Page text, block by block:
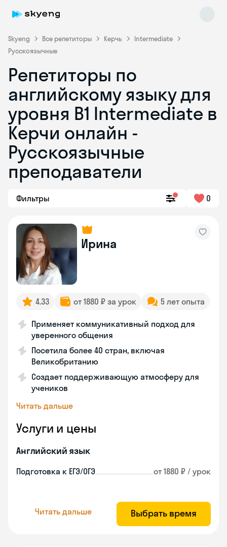
Skyeng Все репетиторы Керчь
Intermediate
Русскоязычные
Репетиторы по
английскому языку для
уровня B1 Intermediate в
Керчи онлайн -
Русскоязычные
преподаватели
Фильтры 0
Ирина
4.33 от 1880 ₽ за урок 5 лет опыта
Применяет коммуникативный подход для
уверенного общения
Посетила более 40 стран, включая
Великобританию
Создает поддерживающую атмосферу для
учеников
Читать дальше
Услуги и цены
Английский язык
Подготовка к ЕГЭ/ОГЭ от 1880 ₽ / урок
Читать дальше Выбрать время
Skyeng Chat